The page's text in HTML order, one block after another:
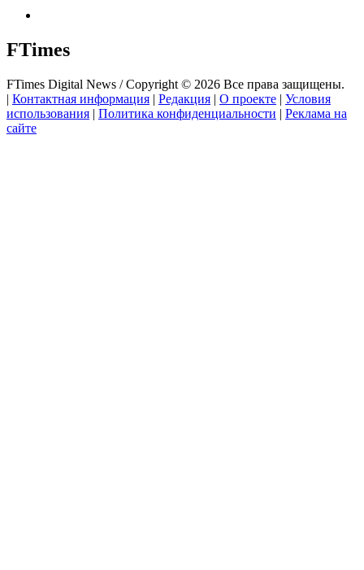
FTimes
FTimes Digital News / Copyright © 2026 Все права защищены.
| Контактная информация | Редакция | О проекте | Условия
использования | Политика конфиденциальности | Реклама на
сайте